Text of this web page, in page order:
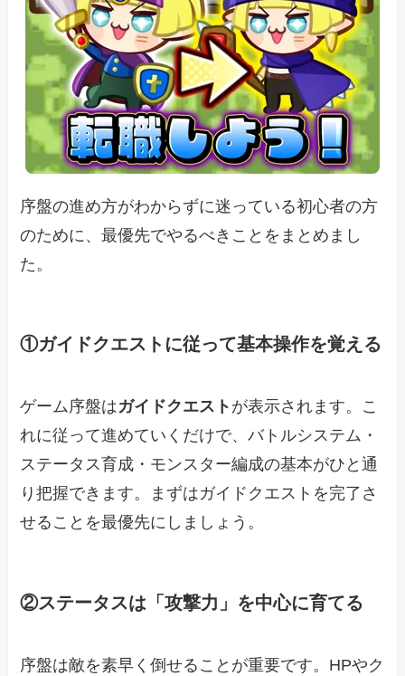
序盤の進め方がわからずに迷っている初心者の方
のために、最優先でやるべきことをまとめまし
た。
①ガイドクエストに従って基本操作を覚える
ゲーム序盤はガイドクエスト が表示されます。こ
れに従って進めていくだけで、バトルシステム・
ステータス育成・モンスター編成の基本がひと通
り把握できます。まずはガイドクエストを完了さ
せることを最優先にしましょう。
②ステータスは「攻撃力」を中心に育てる
序盤は敵を素早く倒せることが重要です。HPやク